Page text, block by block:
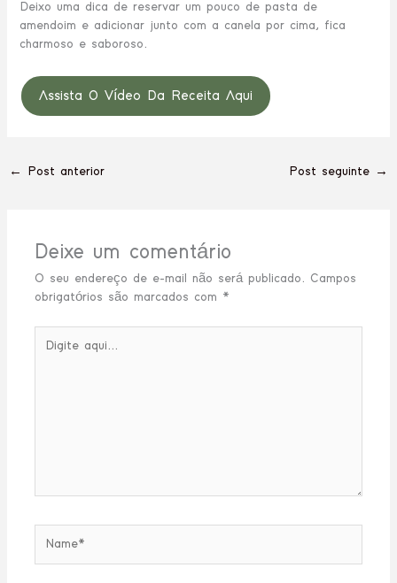
Deixo uma dica de reservar um pouco de pasta de
amendoim e adicionar junto com a canela por cima, fica
charmoso e saboroso.
Assista O Vídeo Da Receita Aqui
← Post anterior Post seguinte →
Deixe um comentário
O seu endereço de e-mail não será publicado. Campos
obrigatórios são marcados com *
aqui...